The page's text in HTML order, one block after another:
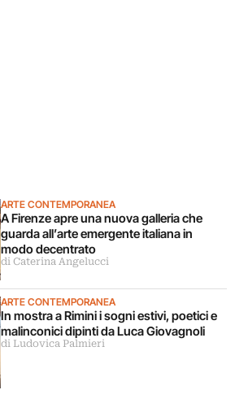
ARTE CONTEMPORANEA
A Firenze apre una nuova galleria che
guarda all’arte emergente italiana in
modo decentrato
di Caterina Angelucci
ARTE CONTEMPORANEA
In mostra a Rimini i sogni estivi, poetici e
malinconici dipinti da Luca Giovagnoli
di Ludovica Palmieri